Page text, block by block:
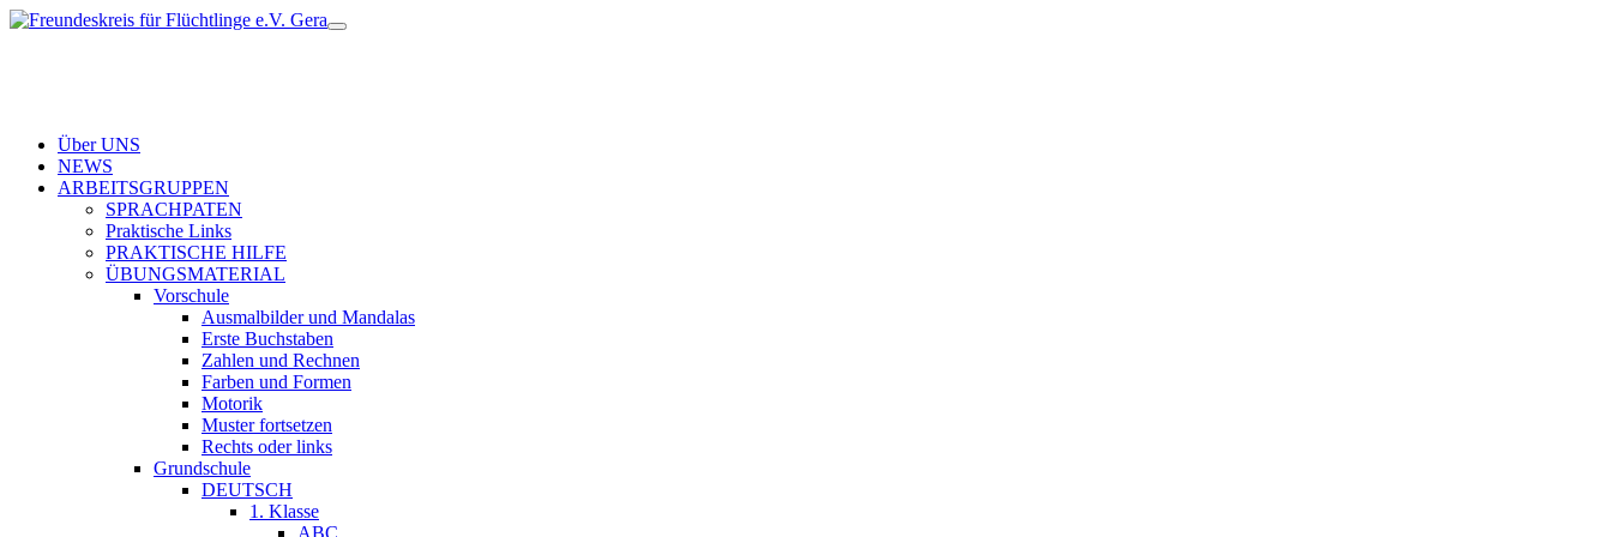
Über UNS
NEWS
ARBEITSGRUPPEN
SPRACHPATEN
Praktische Links
PRAKTISCHE HILFE
ÜBUNGSMATERIAL
Vorschule
Ausmalbilder und Mandalas
Erste Buchstaben
Zahlen und Rechnen
Farben und Formen
Motorik
Muster fortsetzen
Rechts oder links
Grundschule
DEUTSCH
1. Klasse
ABC